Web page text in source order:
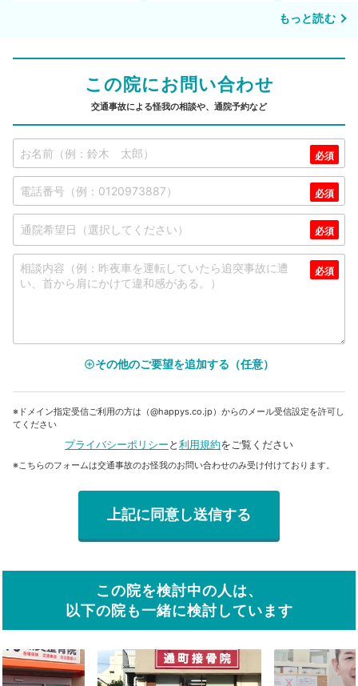
もっと読む
この院にお問い合わせ
交通事故による怪我の相談や、通院予約など
add_circle_outlineその他のご要望を追加する（任意）
※ドメイン指定受信ご利用の方は（@happys.co.jp）からのメール受信設定を許可し
てください
プライバシーポリシーと利用規約をご覧ください
※こちらのフォームは交通事故のお怪我のお問い合わせのみ受け付けております。
この院を検討中の人は、
以下の院も一緒に検討しています